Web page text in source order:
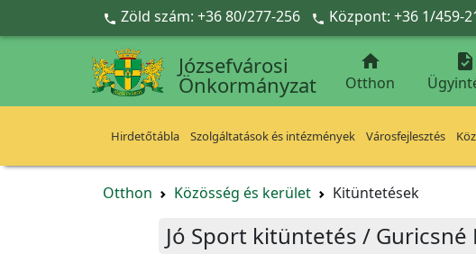
Ugrás a fő tartalomra
 Zöld szám: +36 80/277-256  Központ: +36 1/459-
Józsefvárosi
Önkormányzat

Otthon

Hirdetőtábla Szolgáltatások és intézmények Városfejlesztés
Otthon Közösség és kerület Kitüntetések
Jó Sport kitüntetés / Guricsné